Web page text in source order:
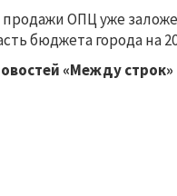
продажи ОПЦ уже
бюджета города на
«Между строк»